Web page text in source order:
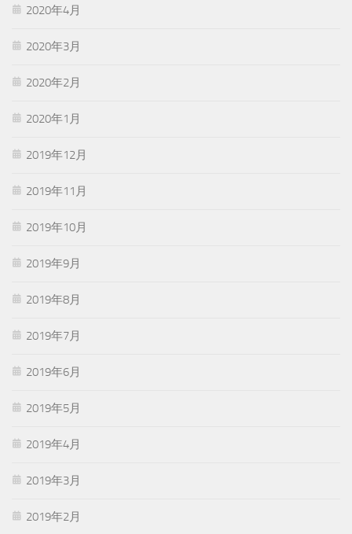
2020年4月
2020年3月
2020年2月
2020年1月
2019年12月
2019年11月
2019年10月
2019年9月
2019年8月
2019年7月
2019年6月
2019年5月
2019年4月
2019年3月
2019年2月